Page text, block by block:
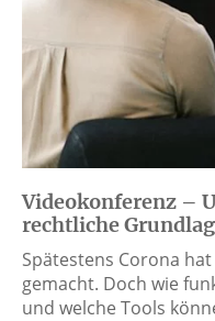
Videokonferenz –
rechtliche
Spätestens Corona
gemacht. Doch wie
und welche Tools